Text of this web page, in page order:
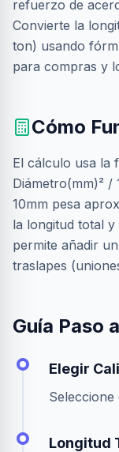
refuerzo de
Convierte la
ton) usando
para compras y
Cómo
El cálculo usa la
Diámetro(mm)² /
10mm pesa
la longitud total
permite añadir
traslapes
Guía Paso
Elegir
Seleccione
Longitud